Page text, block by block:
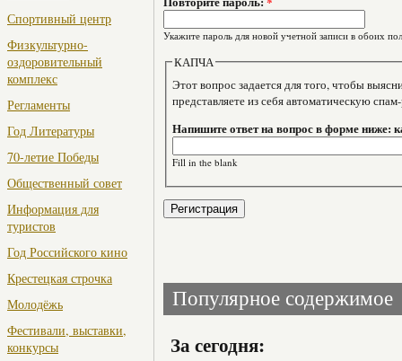
Спортивный центр
Физкультурно-
оздоровительный
комплекс
Регламенты
Год Литературы
70-летие Победы
Общественный совет
Информация для
туристов
Год Российского кино
Крестецкая строчка
Молодёжь
Фестивали, выставки,
конкурсы
Укажите пароль для новой учетной записи в обоих
КАПЧА
Этот вопрос задается для того, чтобы выяснить,
представляете из себя автоматическую
Напишите ответ на вопрос в форме ниже:
Fill in the blank
Популярное содержимое
За сегодня: